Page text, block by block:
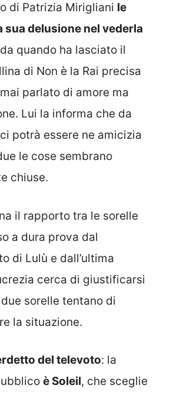
di Patrizia Mirigliani le
sua delusione nel vederla
da quando ha lasciato il
di Non è la Rai precisa
parlato di amore ma
Lui la informa che da
potrà essere ne amicizia
le cose sembrano
chiuse.
il rapporto tra le sorelle
a dura prova dal
di Lulù e dall’ultima
cerca di giustificarsi
sorelle tentano di
la situazione.
del televoto: la
è Soleil, che sceglie